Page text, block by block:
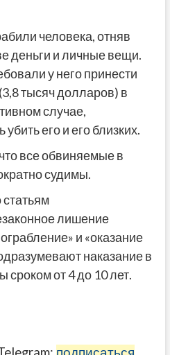
человека, отняв
деньги и личные вещи.
у него принести
тысяч долларов) в
случае,
его и его близких.
все обвиняемые в
судимы.
лишение
и «оказание
наказание в
от 4 до 10 лет.
подписаться